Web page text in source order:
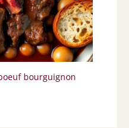
bourguignon